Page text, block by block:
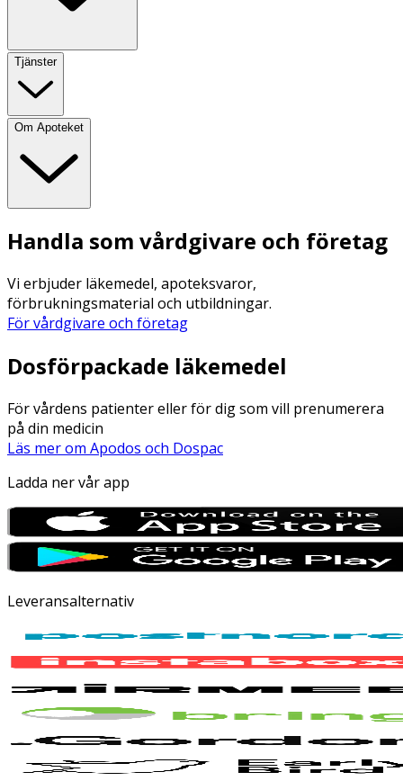
Tjänster
Om Apoteket
Handla som vårdgivare och företag
Vi erbjuder läkemedel, apoteksvaror,
förbrukningsmaterial och utbildningar.
För vårdgivare och företag
Dosförpackade läkemedel
För vårdens patienter eller för dig som vill prenumerera
på din medicin
Läs mer om Apodos och Dospac
Ladda ner vår app
Leveransalternativ